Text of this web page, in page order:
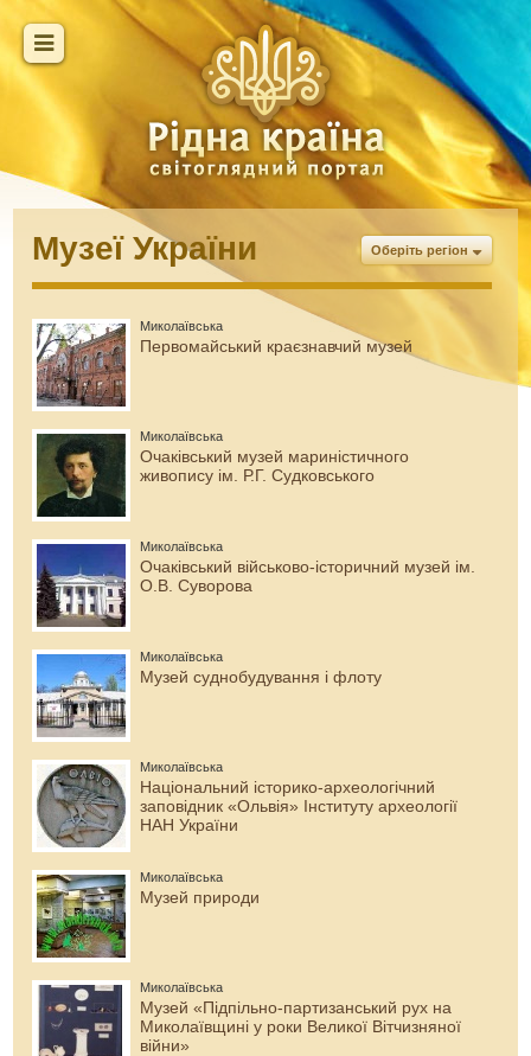
Музеї України Оберіть регіон
Миколаївська
Первомайський краєзнавчий музей
Миколаївська
Очаківський музей мариністичного
живопису ім. Р.Г. Судковського
Миколаївська
Очаківський військово-історичний музей ім.
О.В. Суворова
Миколаївська
Музей суднобудування і флоту
Миколаївська
Національний історико-археологічний
заповідник «Ольвія» Інституту археології
НАН України
Миколаївська
Музей природи
Миколаївська
Музей «Підпільно-партизанський рух на
Миколаївщині у роки Великої Вітчизняної
війни»